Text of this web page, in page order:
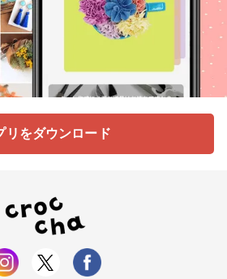
リをダウンロード